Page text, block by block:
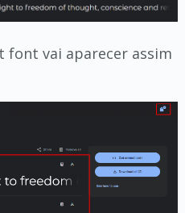
font vai aparecer assim